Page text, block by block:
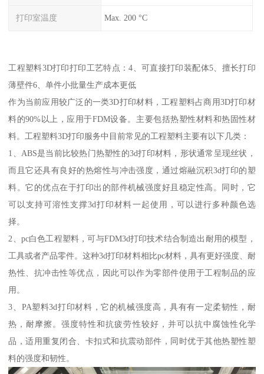
打印室温度 Max. 200 °C
工程塑料3D打印打印工艺特点：4、可直接打印装配体5、擅长打印
薄壁件6、单件小批量生产成本更低
作为当前应用较广泛的一类3D打印材料，工程塑料占商用3D打印材
料的90%以上，应用于FDM设备。主要包括热塑性材料和热固性材
料。工程塑料3D打印服务中目前常见的工程塑料主要有以下几类：
1、ABS是当前比较热门热塑性的3d打印材料，形状通常呈现丝状，
而且它还具有良好的热熔性与冲击强度，通过熔融沉积3d打印的塑
料。它的优点在于打印出的部件机械强度好且稳定性高。同时，它
可以支持可溶性支撑3d打印材料一起使用，可以进行多种颜色选
择。
2、pc白色工程塑料，可与FDM3d打印技术结合制造出耐用的模型，
工具或者产品零件。这种3d打印材料相比pc材料，具有更好强度、耐
热性、抗冲击性等优点，因此可以作为零部件使用于工程制品的应
用。
3、PA塑料3d打印材料，它的机械强度高，具有有一定柔韧性，耐
热，耐摩擦。强度特性和抗疲劳性较好，并可以抗中腐蚀性化学
品，适用重复闭合、卡扣式和抗震动部件，同时优于其他热塑性塑
料的强度和韧性。